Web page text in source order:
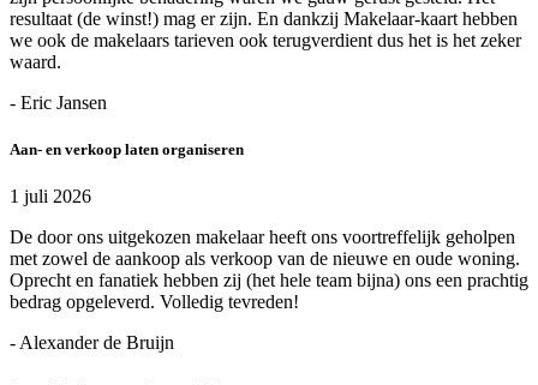
resultaat (de winst!) mag er zijn. En dankzij Makelaar-kaart hebben
we ook de makelaars tarieven ook terugverdient dus het is het zeker
waard.
- Eric Jansen
Aan- en verkoop laten organiseren
1 juli 2026
De door ons uitgekozen makelaar heeft ons voortreffelijk geholpen
met zowel de aankoop als verkoop van de nieuwe en oude woning.
Oprecht en fanatiek hebben zij (het hele team bijna) ons een prachtig
bedrag opgeleverd. Volledig tevreden!
- Alexander de Bruijn